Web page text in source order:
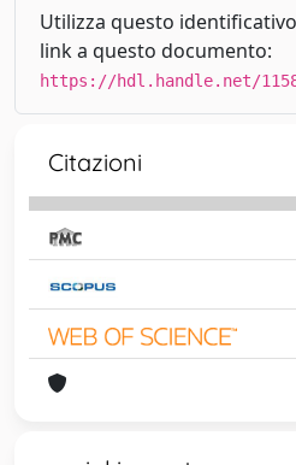
Utilizza questo
link a questo documento:
https://hdl.handle.net/
Citazioni